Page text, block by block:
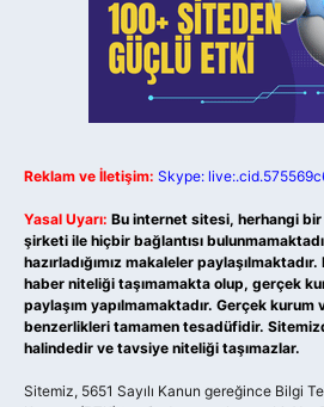
Reklam ve İletişim: Skype:
Yasal Uyarı: Bu internet sitesi, herhangi
şirketi ile hiçbir bağlantısı
hazırladığımız makaleler
haber niteliği taşımamakta olup, gerçek
paylaşım yapılmamaktadır. Gerçek kurum
benzerlikleri tamamen tesadüfidir.
halindedir ve tavsiye niteliği taşımazlar.
Sitemiz, 5651 Sayılı Kanun gereğince Bilgi